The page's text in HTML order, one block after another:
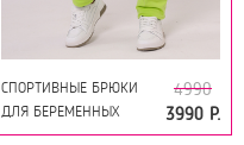
СПОРТИВНЫЕ БРЮКИ
ДЛЯ БЕРЕМЕННЫХ
16163 ЛАЙМ
4990
3990 Р.